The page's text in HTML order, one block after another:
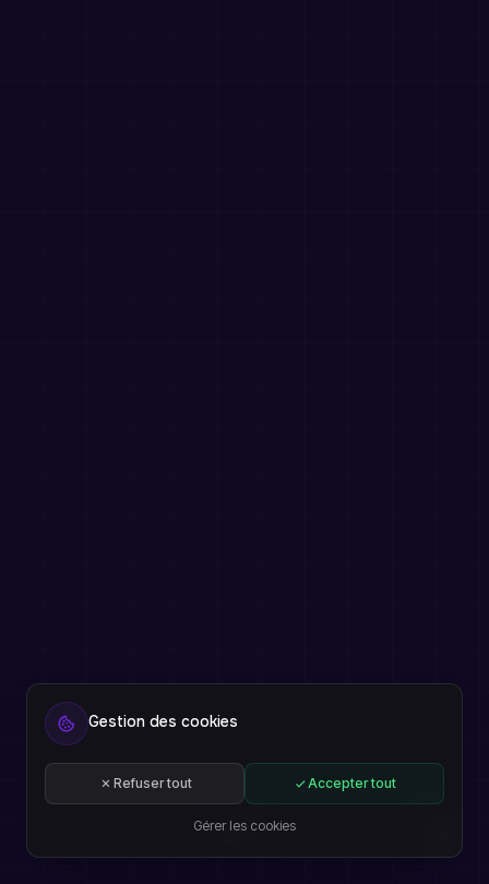
FR
Gestion des cookies
Refuser tout Accepter tout
Gérer les cookies